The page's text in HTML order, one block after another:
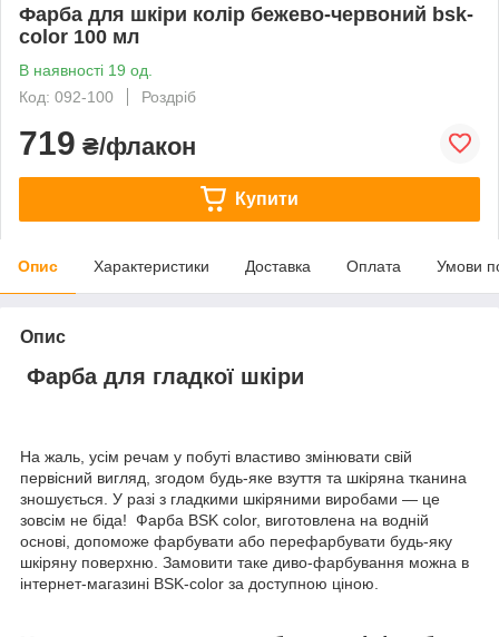
Фарба для шкіри колір бежево-червоний bsk-
color 100 мл
В наявності 19 од.
Код: 092-100
Роздріб
719 ₴/флакон
Купити
Опис Характеристики Доставка Оплата Умови
Опис
Фарба для гладкої шкіри
На жаль, усім речам у побуті властиво змінювати свій
первісний вигляд, згодом будь-яке взуття та шкіряна тканина
зношується. У разі з гладкими шкіряними виробами — це
зовсім не біда! Фарба BSK color, виготовлена на водній
основі, допоможе фарбувати або перефарбувати будь-яку
шкіряну поверхню. Замовити таке диво-фарбування можна в
інтернет-магазині BSK-color за доступною ціною.